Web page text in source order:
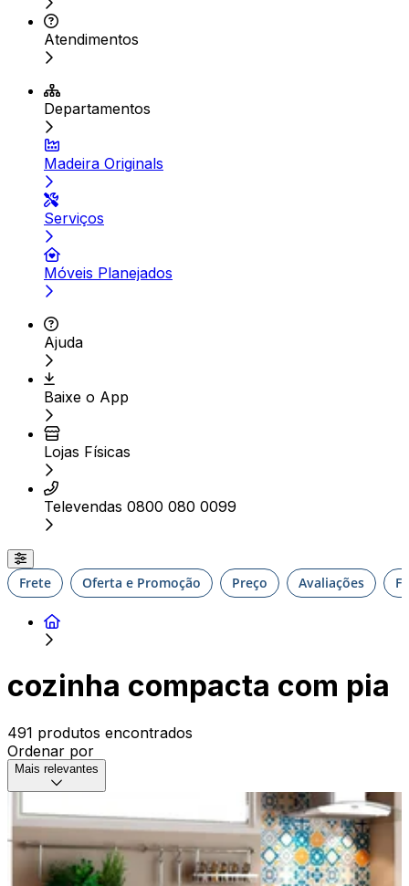
Atendimentos
Departamentos
Madeira Originals
Serviços
Móveis Planejados
Ajuda
Baixe o App
Lojas Físicas
Televendas 0800 080 0099
Frete Oferta e Promoção Preço Avaliações
cozinha compacta com pia
491 produtos encontrados
Ordenar por
Mais relevantes